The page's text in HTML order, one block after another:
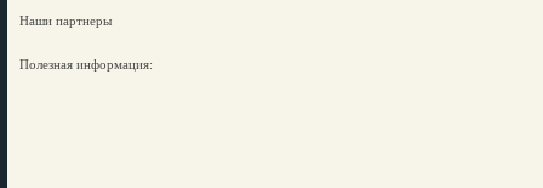
Наши партнеры
Полезная информация: